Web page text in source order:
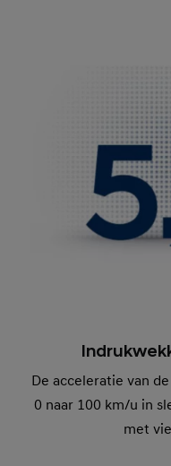
De acceleratie van
0 naar 100 km/u in
met